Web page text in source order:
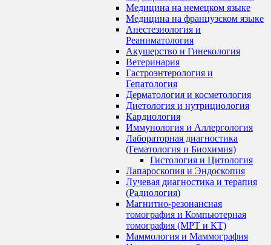
Медицина на немецком языке
Медицина на французском языке
Анестезиология и
Реаниматология
Акушерство и Гинекология
Ветеринария
Гастроэнтерология и
Гепатология
Дерматология и косметология
Диетология и нутрициология
Кардиология
Иммунология и Аллергология
Лабораторная диагностика
(Гематология и Биохимия)
Гистология и Цитология
Лапароскопия и Эндоскопия
Лучевая диагностика и терапия
(Радиология)
Магнитно-резонансная
томография и Компьютерная
томография (МРТ и КТ)
Маммология и Маммография